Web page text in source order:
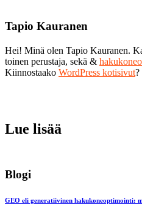
Tapio Kauranen
Hei! Minä olen Tapio Kauranen.
toinen perustaja, sekä &
Kiinnostaako WordPress kotisivut?
Lue lisää
Blogi
GEO eli generatiivinen hakukoneoptimointi: